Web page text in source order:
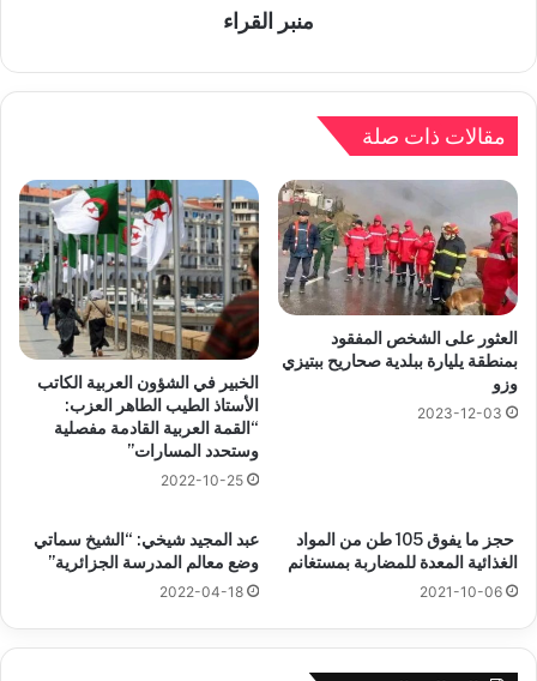
منبر القراء
مقالات ذات صلة
العثور على الشخص المفقود
بمنطقة يليارة ببلدية صحاريح ببتيزي
وزو
2023-12-03
الخبير في الشؤون العربية الكاتب
الأستاذ الطيب الطاهر العزب:
“القمة العربية القادمة مفصلية
وستحدد المسارات”
2022-10-25
حجز ما يفوق 105 طن من المواد
الغذائية المعدة للمضاربة بمستغانم
2021-10-06
عبد المجيد شيخي: “الشيخ سماتي
وضع معالم المدرسة الجزائرية”
2022-04-18